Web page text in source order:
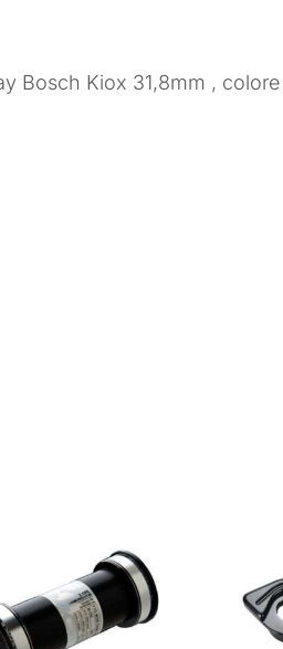
Bosch Kiox 31,8mm ,